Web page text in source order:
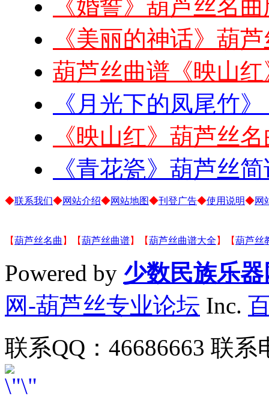
《婚誓》葫芦丝名
《美丽的神话》葫
葫芦丝曲谱《映山
《月光下的凤尾竹
《映山红》葫芦丝
《青花瓷》葫芦丝
◆联系我们◆网站介绍◆网站地图◆刊登广告◆使用说明◆网
【葫芦丝名曲 】【葫芦丝曲谱】【葫芦丝曲谱大全 】【葫芦丝
Powered by 少数民族乐器
网-葫芦丝专业论坛 Inc.
联系QQ：46686663 联